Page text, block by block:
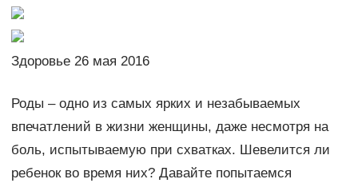
Здоровье 26 мая 2016
Роды – одно из самых ярких и незабываемых
впечатлений в жизни женщины, даже несмотря на
боль, испытываемую при схватках. Шевелится ли
ребенок во время них? Давайте попытаемся